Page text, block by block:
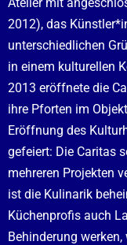
2012), das
unterschiedlichen
in einem kulturellen
2013 eröffnete die
ihre Pforten im
Eröffnung des
gefeiert: Die Caritas
mehreren Projekten
ist die Kulinarik
Küchenprofis auch
Behinderung